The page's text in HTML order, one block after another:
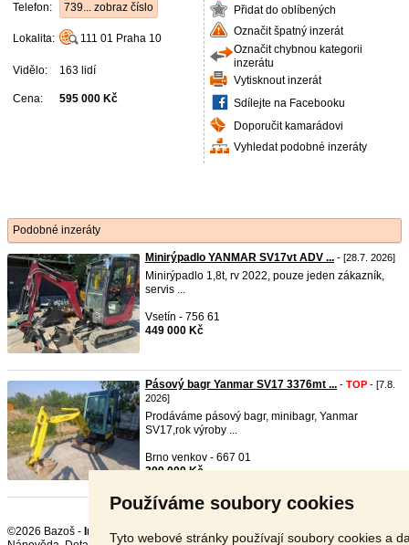
Používáme soubory cookies
Tyto webové stránky používají soubory cookies a
Telefon: 739... zobraz číslo
Lokalita: 111 01 Praha 10
Vidělo: 163 lidí
Cena: 595 000 Kč
Přidat do oblíbených
Označit špatný inzerát
Označit chybnou kategorii
inzerátu
Vytisknout inzerát
Sdílejte na Facebooku
Doporučit kamarádovi
Vyhledat podobné inzeráty
Podobné inzeráty
Minirýpadlo YANMAR SV17vt ADV ... - [28.7. 2026]
Minirýpadlo 1,8t, rv 2022, pouze jeden zákazník,
servis ...
Vsetín - 756 61
449 000 Kč
Pásový bagr Yanmar SV17 3376mt ... - TOP - [7.8.
2026]
Prodáváme pásový bagr, minibagr, Yanmar
SV17,rok výroby ...
Brno venkov - 667 01
309 000 Kč
©2026 Bazoš - Inzerce, Bazar Stavební stroje